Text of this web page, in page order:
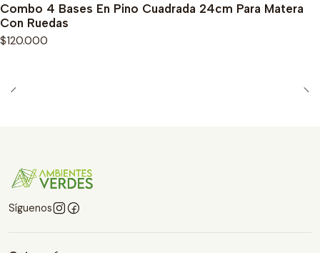
Combo 4 Bases En Pino Cuadrada 24cm Para Matera
Con Ruedas
$120.000
Síguenos